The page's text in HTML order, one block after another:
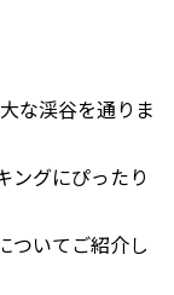
な渓谷を通りま
ングにぴったり
ついてご紹介し